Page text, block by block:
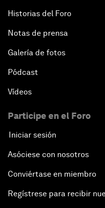
Historias del Foro
Notas de prensa
Galería de fotos
Pódcast
Vídeos
Participe en el Foro
Iniciar sesión
Asóciese con nosotros
Conviértase en miembro
Regístrese para recibir